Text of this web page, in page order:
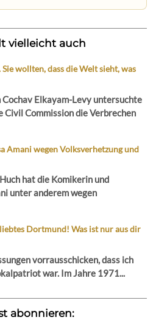
vielleicht auch
Sie wollten, dass die Welt sieht, was
Elkayam-Levy untersuchte
Civil Commission die Verbrechen
Amani wegen Volksverhetzung und
hat die Komikerin und
unter anderem wegen
Dortmund! Was ist nur aus dir
vorrausschicken, dass ich
war. Im Jahre 1971...
abonnieren: